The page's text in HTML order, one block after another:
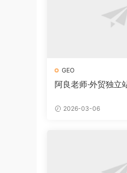
GEO
阿良老师·外贸独立
2026-03-06